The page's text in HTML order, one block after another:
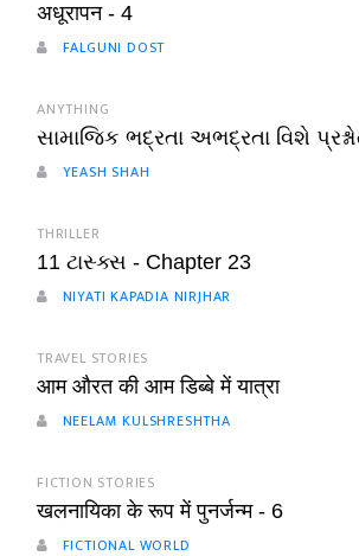
अधूरापन - 4
FALGUNI DOST
ANYTHING
સામાજિક ભદ્રતા અભદ્રતા વિશે
YEASH SHAH
THRILLER
11 ટાસ્ક્સ - Chapter 23
NIYATI KAPADIA NIRJHAR
TRAVEL STORIES
आम औरत की आम डिब्बे में यात्रा
NEELAM KULSHRESHTHA
FICTION STORIES
खलनायिका के रूप में पुनर्जन्म - 6
FICTIONAL WORLD